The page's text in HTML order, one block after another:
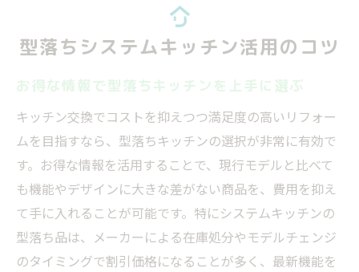
型落ちシステムキッチン活用のコツ
お得な情報で型落ちキッチンを上手に選ぶ
キッチン交換でコストを抑えつつ満足度の高いリフォー
ムを目指すなら、型落ちキッチンの選択が非常に有効で
す。お得な情報を活用することで、現行モデルと比べて
も機能やデザインに大きな差がない商品を、費用を抑え
て手に入れることが可能です。特にシステムキッチンの
型落ち品は、メーカーによる在庫処分やモデルチェンジ
のタイミングで割引価格になることが多く、最新機能を